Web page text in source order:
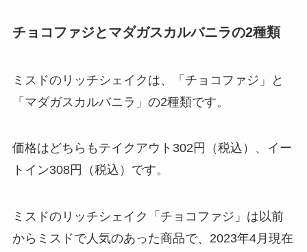
チョコファジとマダガスカルバニラの2種類
ミスドのリッチシェイクは、「チョコファジ」と
「マダガスカルバニラ」の2種類です。
価格はどちらもテイクアウト302円（税込）、イー
トイン308円（税込）です。
ミスドのリッチシェイク「チョコファジ」は以前
からミスドで人気のあった商品で、2023年4月現在